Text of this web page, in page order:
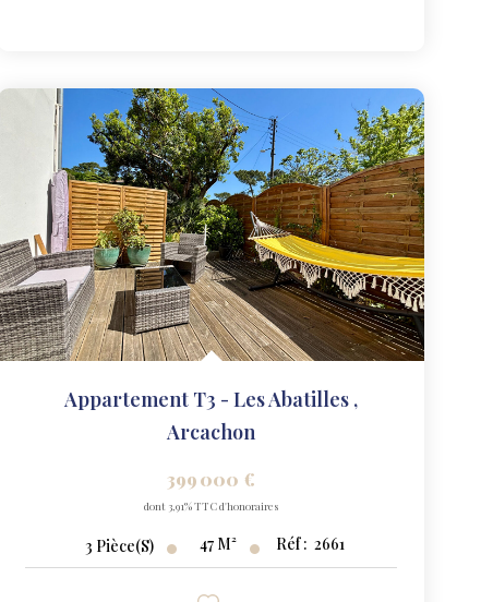
Appartement T3 - Les Abatilles ,
Arcachon
399 000 €
dont 3,91% TTC d'honoraires
3 Pièce(s) 47 M² Réf : 2661